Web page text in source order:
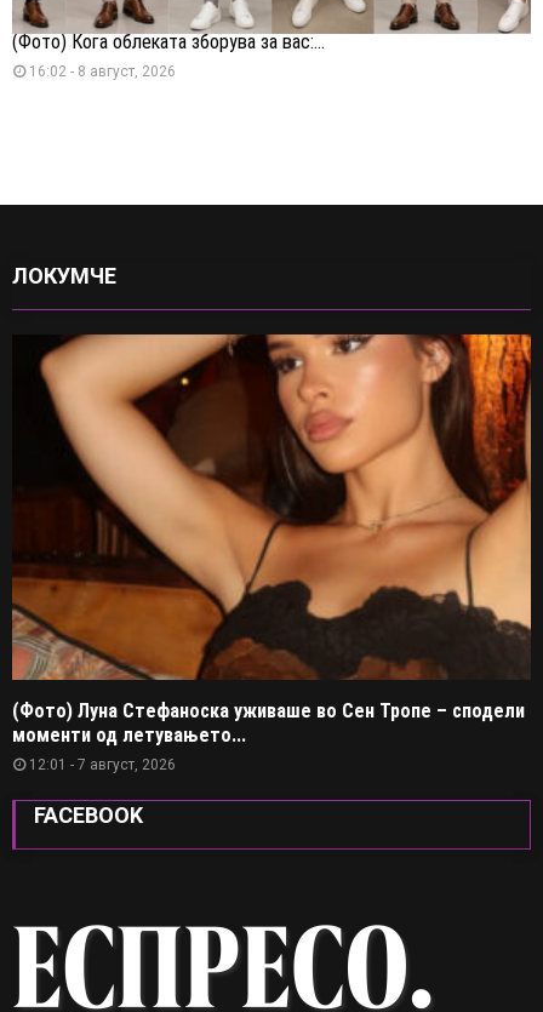
(Фото) Кога облеката зборува за вас:...
16:02 - 8 август, 2026
ЛОКУМЧЕ
(Фото) Луна Стефаноска уживаше во Сен Тропе – сподели
моменти од летувањето...
12:01 - 7 август, 2026
FACEBOOK